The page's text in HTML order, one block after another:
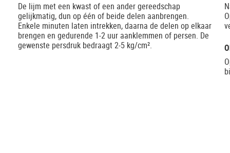
De lijm met een kwast of een ander gereedschap
gelijkmatig, dun op één of beide delen aanbrengen.
Enkele minuten laten intrekken, daarna de delen op elkaar
brengen en gedurende 1-2 uur aanklemmen of persen. De
gewenste persdruk bedraagt 2-5 kg/cm².